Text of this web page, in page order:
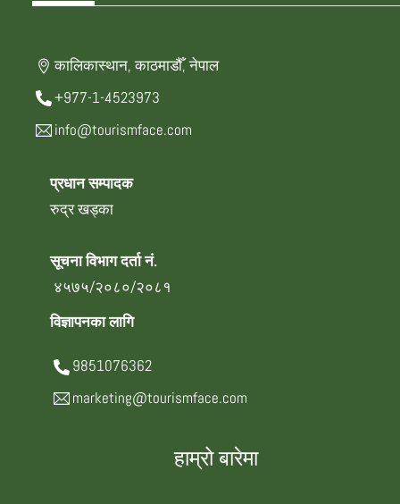
कालिकास्थान, काठमाडौँ, नेपाल
+977-1-4523973
info@tourismface.com
प्रधान सम्पादक
रुद्र खड्का
सूचना विभाग दर्ता नं.
४५७५/२०८०/२०८१
विज्ञापनका लागि
9851076362
marketing@tourismface.com
हाम्रो बारेमा